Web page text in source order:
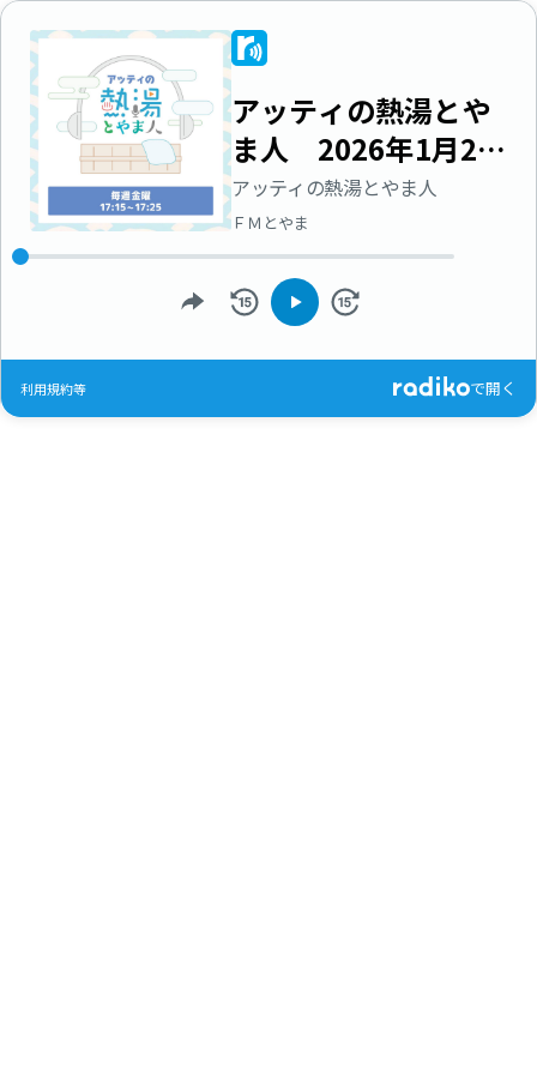
アッティの熱湯とや
ま人 2026年1月23
日放送分 株式会社
バロン 代表取締
役 浅野 雅史4
アッティの熱湯とやま人
ＦＭとやま
利用規約等 で開く